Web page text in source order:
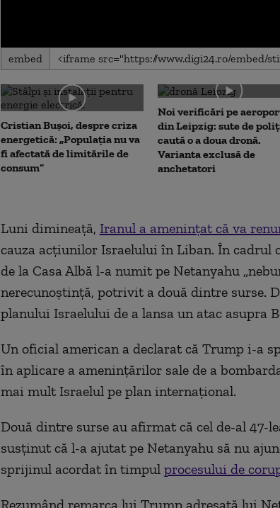
0
seconds
0
seconds Volume
90%
embed
Cristian Bușoi, despre criza
energetică: „Populația nu va
fi afectată de limitările de
consum”
Noi verificări pe
din Leipzig: sute de
caută o a doua dronă.
Varianta exclusă de
anchetatori
Luni dimineață, Iranul a amenințat că va
cauza acțiunilor Israelului în Liban. În cadrul
de la Casa Albă l-a numit pe Netanyahu
nerecunoștință, potrivit a două dintre surse.
planului Israelului de a lansa un atac asupra
Un oficial american a declarat că Trump i-a
în aplicare a amenințărilor sale de a
mai mult Israelul pe plan internațional.
Două dintre surse au afirmat că cel de-al 47-
susținut că l-a ajutat pe Netanyahu să nu
sprijinul acordat în timpul procesului de
Rezumând remarca lui Trump adresată lui